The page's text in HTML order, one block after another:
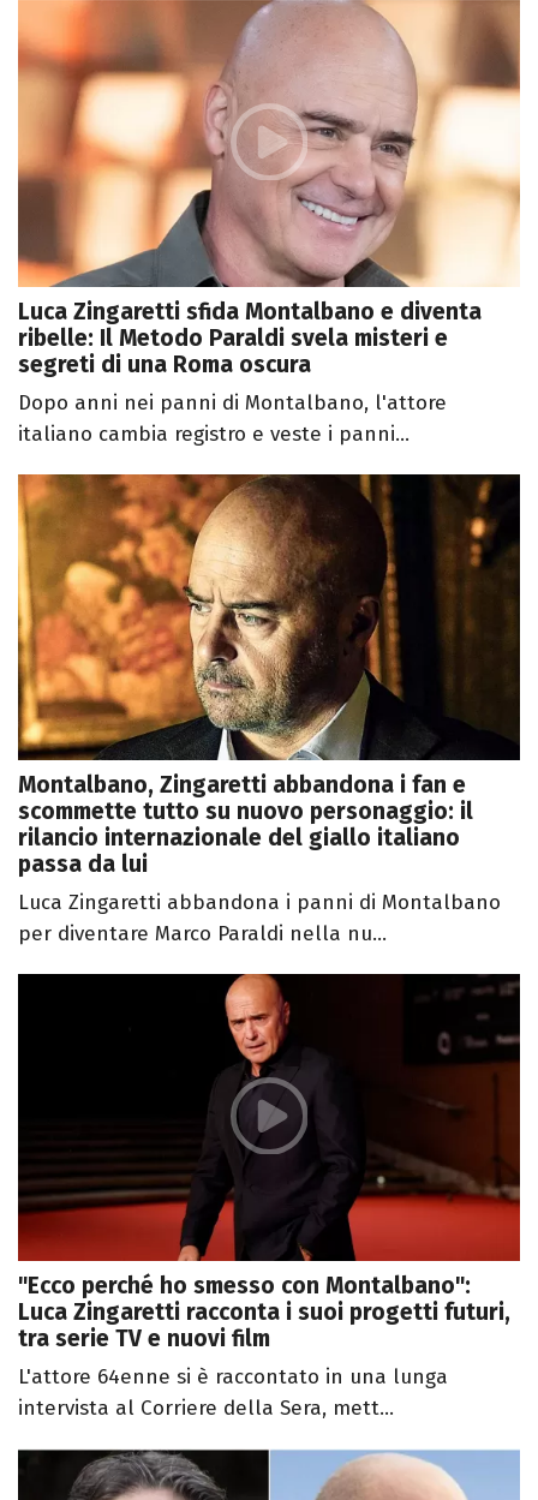
Luca Zingaretti sfida Montalbano e diventa
ribelle: Il Metodo Paraldi svela misteri e
segreti di una Roma oscura
Dopo anni nei panni di Montalbano, l'attore
italiano cambia registro e veste i panni...
Montalbano, Zingaretti abbandona i fan e
scommette tutto su nuovo personaggio: il
rilancio internazionale del giallo italiano
passa da lui
Luca Zingaretti abbandona i panni di Montalbano
per diventare Marco Paraldi nella nu...
"Ecco perché ho smesso con Montalbano":
Luca Zingaretti racconta i suoi progetti futuri,
tra serie TV e nuovi film
L'attore 64enne si è raccontato in una lunga
intervista al Corriere della Sera, mett...